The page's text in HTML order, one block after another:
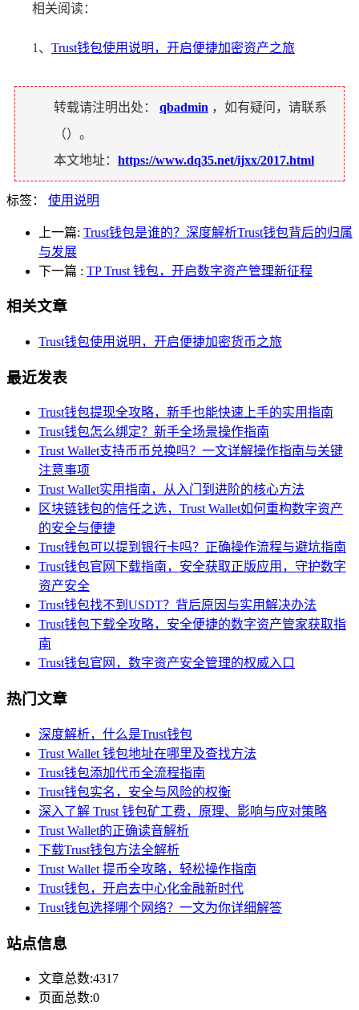
相关阅读：
1、 Trust钱包使用说明，开启便捷加密资产之旅
转载请注明出处： qbadmin ，如有疑问，请联系
（）。
本文地址： https://www.dq35.net/ijxx/2017.html
标签： 使用说明
上一篇: Trust钱包是谁的？深度解析Trust钱包背后的归属
与发展
下一篇 : TP Trust 钱包，开启数字资产管理新征程
相关文章
Trust钱包使用说明，开启便捷加密货币之旅
最近发表
Trust钱包提现全攻略，新手也能快速上手的实用指南
Trust钱包怎么绑定？新手全场景操作指南
Trust Wallet支持币币兑换吗？一文详解操作指南与关键
注意事项
Trust Wallet实用指南，从入门到进阶的核心方法
区块链钱包的信任之选，Trust Wallet如何重构数字资产
的安全与便捷
Trust钱包可以提到银行卡吗？正确操作流程与避坑指南
Trust钱包官网下载指南，安全获取正版应用，守护数字
资产安全
Trust钱包找不到USDT？背后原因与实用解决办法
Trust钱包下载全攻略，安全便捷的数字资产管家获取指
南
Trust钱包官网，数字资产安全管理的权威入口
热门文章
深度解析，什么是Trust钱包
Trust Wallet 钱包地址在哪里及查找方法
Trust钱包添加代币全流程指南
Trust钱包实名，安全与风险的权衡
深入了解 Trust 钱包矿工费，原理、影响与应对策略
Trust Wallet的正确读音解析
下载Trust钱包方法全解析
Trust Wallet 提币全攻略，轻松操作指南
Trust钱包，开启去中心化金融新时代
Trust钱包选择哪个网络？一文为你详细解答
站点信息
文章总数:4317
页面总数:0